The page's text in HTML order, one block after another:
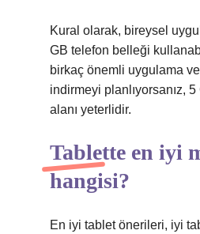
Kural olarak, bireysel
GB telefon belleği
birkaç önemli uygulama
indirmeyi planlıyorsanız,
alanı yeterlidir.
Tablette en iyi
hangisi?
En iyi tablet önerileri, iyi